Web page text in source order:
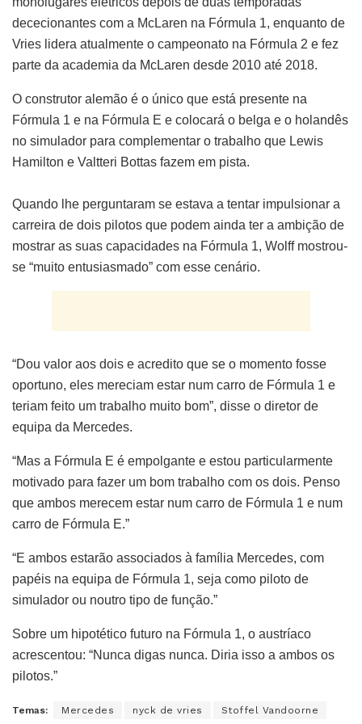
dececionantes com a McLaren na Fórmula 1, enquanto de
Vries lidera atualmente o campeonato na Fórmula 2 e fez
parte da academia da McLaren desde 2010 até 2018.
O construtor alemão é o único que está presente na
Fórmula 1 e na Fórmula E e colocará o belga e o holandês
no simulador para complementar o trabalho que Lewis
Hamilton e Valtteri Bottas fazem em pista.
Quando lhe perguntaram se estava a tentar impulsionar a
carreira de dois pilotos que podem ainda ter a ambição de
mostrar as suas capacidades na Fórmula 1, Wolff mostrou-
se “muito entusiasmado” com esse cenário.
“Dou valor aos dois e acredito que se o momento fosse
oportuno, eles mereciam estar num carro de Fórmula 1 e
teriam feito um trabalho muito bom”, disse o diretor de
equipa da Mercedes.
“Mas a Fórmula E é empolgante e estou particularmente
motivado para fazer um bom trabalho com os dois. Penso
que ambos merecem estar num carro de Fórmula 1 e num
carro de Fórmula E.”
“E ambos estarão associados à família Mercedes, com
papéis na equipa de Fórmula 1, seja como piloto de
simulador ou noutro tipo de função.”
Sobre um hipotético futuro na Fórmula 1, o austríaco
acrescentou: “Nunca digas nunca. Diria isso a ambos os
pilotos.”
Temas: Mercedes nyck de vries Stoffel Vandoorne